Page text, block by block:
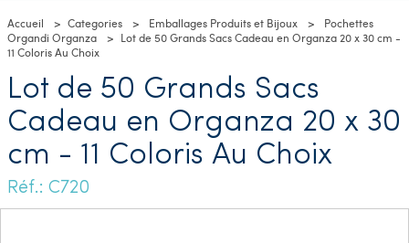
Accueil Categories Emballages Produits et Bijoux
Pochettes
Organdi Organza
Lot de 50 Grands Sacs Cadeau en Organza 20 x 30 cm -
11 Coloris Au Choix
Lot de 50 Grands Sacs
Cadeau en Organza 20 x 30
cm - 11 Coloris Au Choix
Réf.: C720